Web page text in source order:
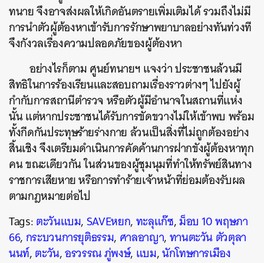
ทนาย จึงอาจส่งผลให้เกิดอันตรายเพิ่มเติมได้ รวมถึงไม่มี
การนำตัวผู้ต้องหาเข้ารับการรักษาพยาบาลอย่างทันท่วงที
จึงกังวลเรื่องความปลอดภัยของผู้ต้องหา
อย่างไรก็ตาม ศูนย์ทนายฯ แจงว่า ประชาชนล้วนมี
สิทธิในการร้องเรียนและสอบถามเรื่องราวต่างๆ ไปยังผู้
กำกับการสถานีตำรวจ หรือตัวผู้มีอำนาจในสถานที่แห่ง
นั้น แต่หากประชาชนได้รับการขัดขวางไม่ให้เข้าพบ พร้อม
ทั้งกีดกันประทุษร้ายร่างกาย ล้วนเป็นสิ่งที่ไม่ถูกต้องอย่าง
สิ้นเชิง จึงเตรียมดำเนินการคัดค้านการฝากขังผู้ต้องหาทุก
คน ขณะเดียวกัน ในส่วนของผู้ชุมนุมที่ทำให้ทรัพย์สินทาง
ราชการเสียหาย หรือการทำร้ายเจ้าหน้าที่ย่อมต้องรับผล
ตามกฎหมายต่อไป
Tags:ตะวันแบม,SAVEหยก,ทะลุแก๊ซ,ม็อบ 10 พฤษภา
66,กระบวนการยุติธรรม, ศาลอาญา,ทานตะวัน ตัวตุลา
นนท์,ตะวัน,อรวรรณ ภู่พงษ์, แบม,นักโทษการเมือง